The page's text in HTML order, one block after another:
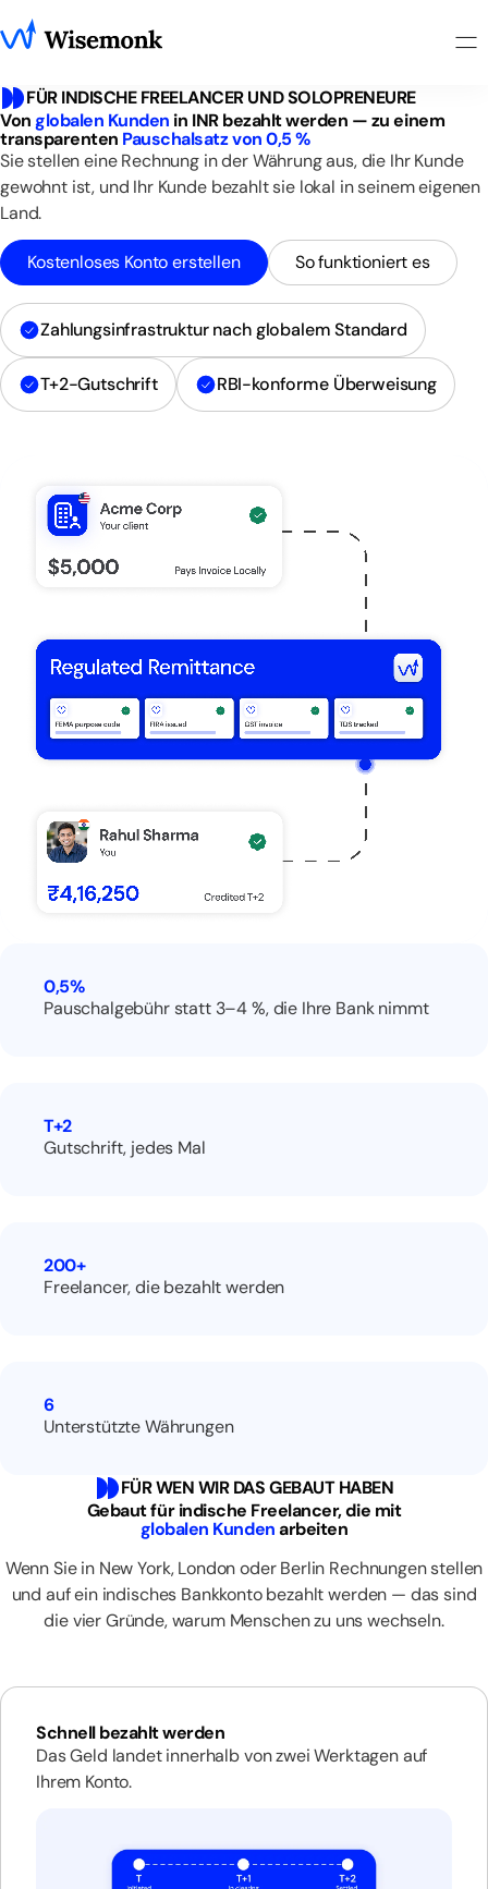
FÜR INDISCHE FREELANCER UND SOLOPRENEURE
Vonglobalen Kunden in INR bezahlt werden — zu einem
transparenten Pauschalsatz von 0,5 %
Sie stellen eine Rechnung in der Währung aus, die Ihr Kunde
gewohnt ist, und Ihr Kunde bezahlt sie lokal in seinem eigenen
Land.
Kostenloses Konto erstellen So funktioniert es
Zahlungsinfrastruktur nach globalem Standard
T+2-Gutschrift RBI-konforme Überweisung
0,5%
Pauschalgebühr statt 3–4 %, die Ihre Bank nimmt
T+2
Gutschrift, jedes Mal
200+
Freelancer, die bezahlt werden
6
Unterstützte Währungen
FÜR WEN WIR DAS GEBAUT HABEN
Gebaut für indische Freelancer, die mit
globalen Kundenarbeiten
Wenn Sie in New York, London oder Berlin Rechnungen stellen
und auf ein indisches Bankkonto bezahlt werden — das sind
die vier Gründe, warum Menschen zu uns wechseln.
Schnell bezahlt werden
Das Geld landet innerhalb von zwei Werktagen auf
Ihrem Konto.